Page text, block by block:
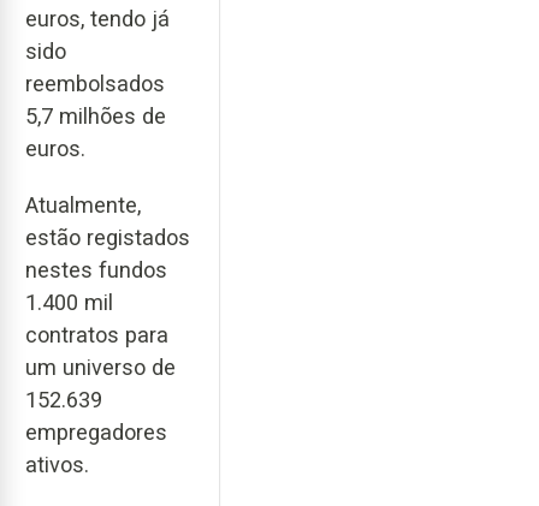
euros, tendo já
sido
reembolsados
5,7 milhões de
euros.
Atualmente,
estão registados
nestes fundos
1.400 mil
contratos para
um universo de
152.639
empregadores
ativos.